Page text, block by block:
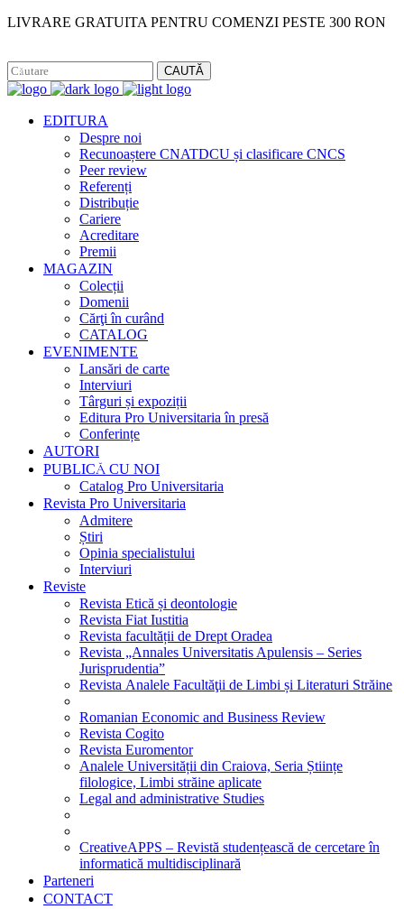
LIVRARE GRATUITA PENTRU COMENZI PESTE 300 RON
CAUTĂ
EDITURA
Despre noi
Recunoaștere CNATDCU și clasificare CNCS
Peer review
Referenți
Distribuție
Cariere
Acreditare
Premii
MAGAZIN
Colecții
Domenii
Cărţi în curând
CATALOG
EVENIMENTE
Lansări de carte
Interviuri
Târguri și expoziții
Editura Pro Universitaria în presă
Conferințe
AUTORI
PUBLICĂ CU NOI
Catalog Pro Universitaria
Revista Pro Universitaria
Admitere
Știri
Opinia specialistului
Interviuri
Reviste
Revista Etică și deontologie
Revista Fiat Iustitia
Revista facultății de Drept Oradea
Revista „Annales Universitatis Apulensis – Series
Jurisprudentia”
Revista Analele Facultăţii de Limbi și Literaturi Străine
Romanian Economic and Business Review
Revista Cogito
Revista Euromentor
Analele Universității din Craiova, Seria Științe
filologice, Limbi străine aplicate
Legal and administrative Studies
CreativeAPPS – Revistă studențească de cercetare în
informatică multidisciplinară
Parteneri
CONTACT